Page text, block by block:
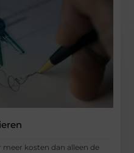
meer kosten dan alleen de